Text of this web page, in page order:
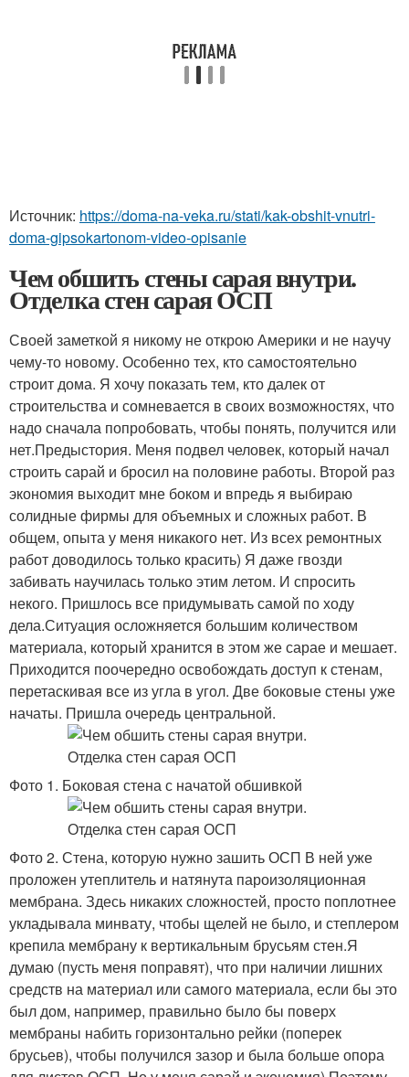
Источник: https://doma-na-veka.ru/stati/kak-obshit-vnutri-
doma-gipsokartonom-video-opisanie
Чем обшить стены сарая внутри.
Отделка стен сарая ОСП
Своей заметкой я никому не открою Америки и не научу
чему-то новому. Особенно тех, кто самостоятельно
строит дома. Я хочу показать тем, кто далек от
строительства и сомневается в своих возможностях, что
надо сначала попробовать, чтобы понять, получится или
нет.Предыстория. Меня подвел человек, который начал
строить сарай и бросил на половине работы. Второй раз
экономия выходит мне боком и впредь я выбираю
солидные фирмы для объемных и сложных работ. В
общем, опыта у меня никакого нет. Из всех ремонтных
работ доводилось только красить) Я даже гвозди
забивать научилась только этим летом. И спросить
некого. Пришлось все придумывать самой по ходу
дела.Ситуация осложняется большим количеством
материала, который хранится в этом же сарае и мешает.
Приходится поочередно освобождать доступ к стенам,
перетаскивая все из угла в угол. Две боковые стены уже
начаты. Пришла очередь центральной.
Фото 1. Боковая стена с начатой обшивкой
Фото 2. Стена, которую нужно зашить ОСП В ней уже
проложен утеплитель и натянута пароизоляционная
мембрана. Здесь никаких сложностей, просто поплотнее
укладывала минвату, чтобы щелей не было, и степлером
крепила мембрану к вертикальным брусьям стен.Я
думаю (пусть меня поправят), что при наличии лишних
средств на материал или самого материала, если бы это
был дом, например, правильно было бы поверх
мембраны набить горизонтально рейки (поперек
брусьев), чтобы получился зазор и была больше опора